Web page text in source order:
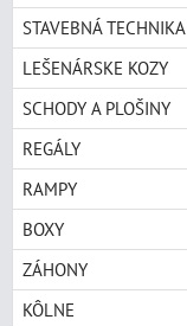
STAVEBNÁ TECHNIKA
LEŠENÁRSKE KOZY
SCHODY A PLOŠINY
REGÁLY
RAMPY
BOXY
ZÁHONY
KÔLNE